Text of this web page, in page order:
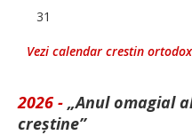
31
Vezi calendar crestin
2026 - „Anul omagial
creștine”